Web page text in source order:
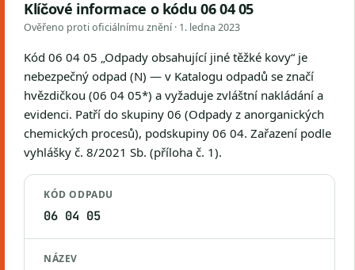
Klíčové informace o kódu 06 04 05
Ověřeno proti oficiálnímu znění · 1. ledna 2023
Kód 06 04 05 „Odpady obsahující jiné těžké kovy“ je
nebezpečný odpad (N) — v Katalogu odpadů se značí
hvězdičkou (06 04 05*) a vyžaduje zvláštní nakládání a
evidenci. Patří do skupiny 06 (Odpady z anorganických
chemických procesů), podskupiny 06 04. Zařazení podle
vyhlášky č. 8/2021 Sb. (příloha č. 1).
KÓD ODPADU
06 04 05
NÁZEV